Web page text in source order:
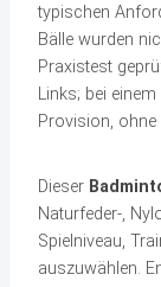
typischen
Bälle wurden
Praxistest
Links; bei
Provision,
Dieser
Naturfeder-,
Spielniveau,
auszuwählen.